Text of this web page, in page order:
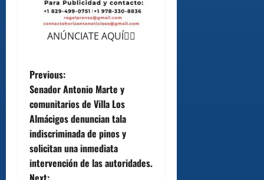
ANÚNCIATE AQUÍ👆🏻
P
o
s
t
Previous:
Senador Antonio Marte y
comunitarios de Villa Los
Almácigos denuncian tala
indiscriminada de pinos y
solicitan una inmediata
intervención de las autoridades.